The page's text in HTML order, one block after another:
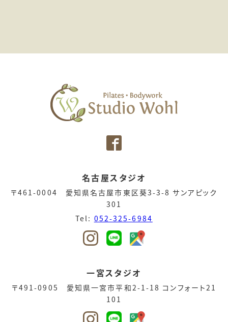
名古屋スタジオ
〒461-0004 愛知県名古屋市東区葵3-3-8 サンアピック
301
Tel: 052-325-6984
一宮スタジオ
〒491-0905 愛知県一宮市平和2-1-18 コンフォート21
101